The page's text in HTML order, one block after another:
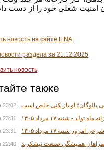
новость на сайте ILNA
раздела за 21.12.2025
новость
также
23:02 بالوگان؛ او بازیکنی خاص است
23:31 تولد - شنبه ۱۷ مرداد ۱۴۰۵
23:31 امروز شنبه ۱۷ مرداد ۱۴۰۵
22:40 همیشگی صنعت نیشکرند